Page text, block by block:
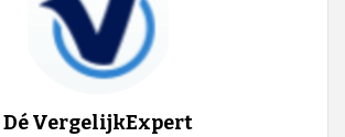
Dé VergelijkExpert